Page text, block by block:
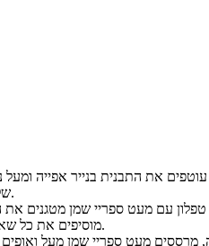
של 200 מעלות. מצננים ומועכים את הכרובית עם מזלג.
מוסיפים את כל שאר מרכיבי הפשטידה ומערבבים הכל לעיסה אחידה.